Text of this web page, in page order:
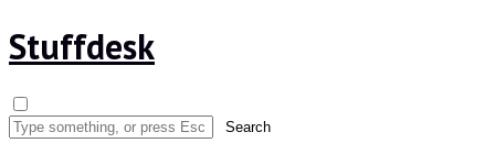
Stuffdesk